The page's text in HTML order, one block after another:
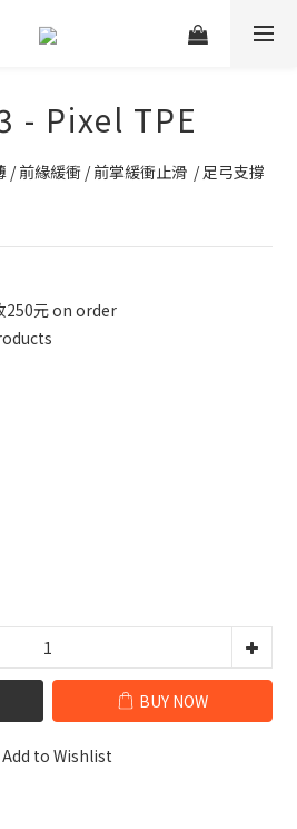
- Pixel TPE
/ 前緣緩衝 / 前掌緩衝止滑  / 足弓支撐
250元 on order
BUY NOW
Add to Wishlist